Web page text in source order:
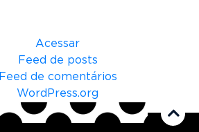
Acessar
Feed de posts
Feed de comentários
WordPress.org